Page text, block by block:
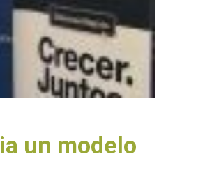
un modelo